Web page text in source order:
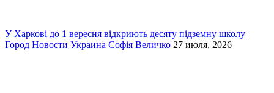
У Харкові до 1 вересня відкриють десяту підземну школу
Город Новости Украина Софія Величко 27 июля, 2026